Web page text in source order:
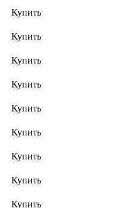
Купить
Купить
Купить
Купить
Купить
Купить
Купить
Купить
Купить